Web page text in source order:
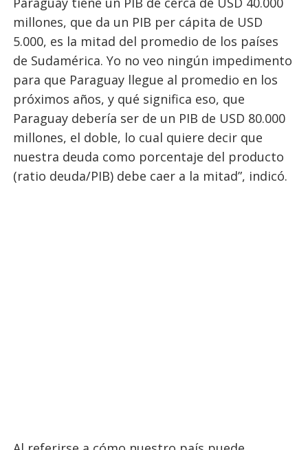
millones, que da un PIB per cápita de USD
5.000, es la mitad del promedio de los países
de Sudamérica. Yo no veo ningún impedimento
para que Paraguay llegue al promedio en los
próximos años, y qué significa eso, que
Paraguay debería ser de un PIB de USD 80.000
millones, el doble, lo cual quiere decir que
nuestra deuda como porcentaje del producto
(ratio deuda/PIB) debe caer a la mitad”, indicó.